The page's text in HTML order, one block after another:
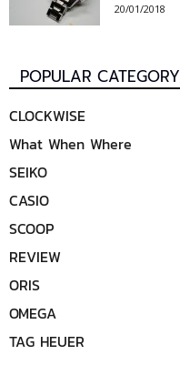
20/01/2018
POPULAR CATEGORY
CLOCKWISE
What When Where
SEIKO
CASIO
SCOOP
REVIEW
ORIS
OMEGA
TAG HEUER